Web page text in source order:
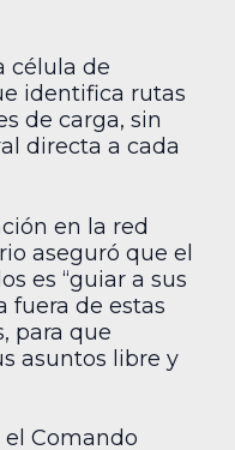
célula de
identifica rutas
de carga, sin
directa a cada
en la red
aseguró que el
es “guiar a sus
fuera de estas
para que
asuntos libre y
Comando